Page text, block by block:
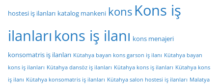
hostesi iş ilanları katalog mankeni kons Kons iş
ilanları kons iş ilanı kons menajeri
konsomatris iş ilanları Kütahya bayan kons garson iş ilanı Kütahya bayan
kons iş ilanları Kütahya dansöz iş ilanları Kütahya kons iş ilanları Kütahya kons
iş ilanı Kütahya konsomatris iş ilanları Kütahya salon hostesi iş ilanları Malatya